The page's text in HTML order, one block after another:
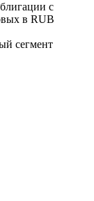
с
в RUB
сегмент